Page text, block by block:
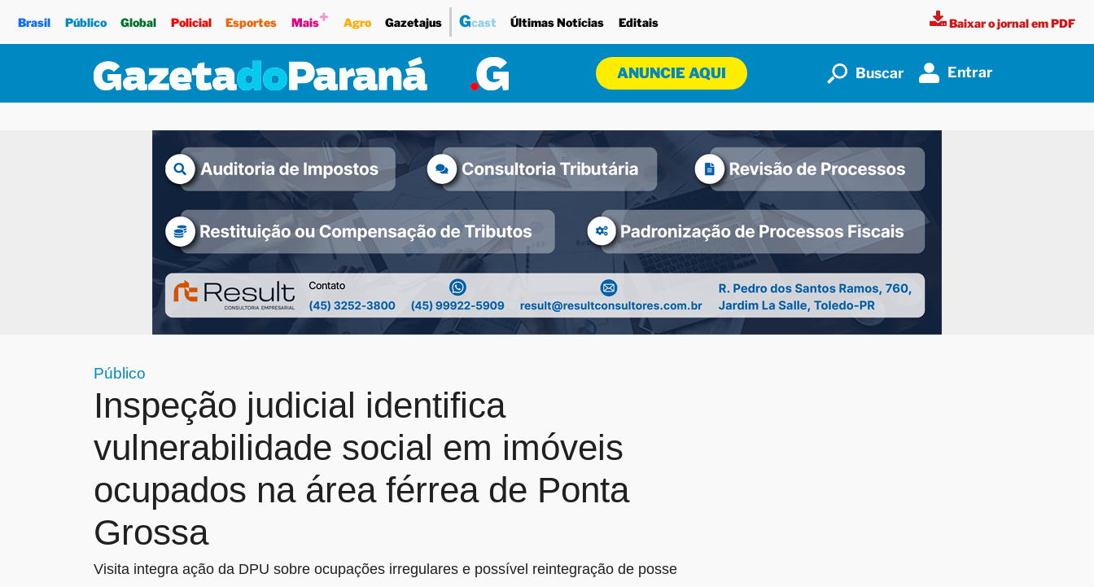
Brasil Público Global Policial Esportes Mais+ Agro Gazetajus Gcast Últimas Notícias Editais Baixar o jornal em PDF
ANUNCIE AQUI Buscar Entrar
Público
Inspeção judicial identifica
vulnerabilidade social em imóveis
ocupados na área férrea de Ponta
Grossa
Visita integra ação da DPU sobre ocupações irregulares e possível reintegração de posse